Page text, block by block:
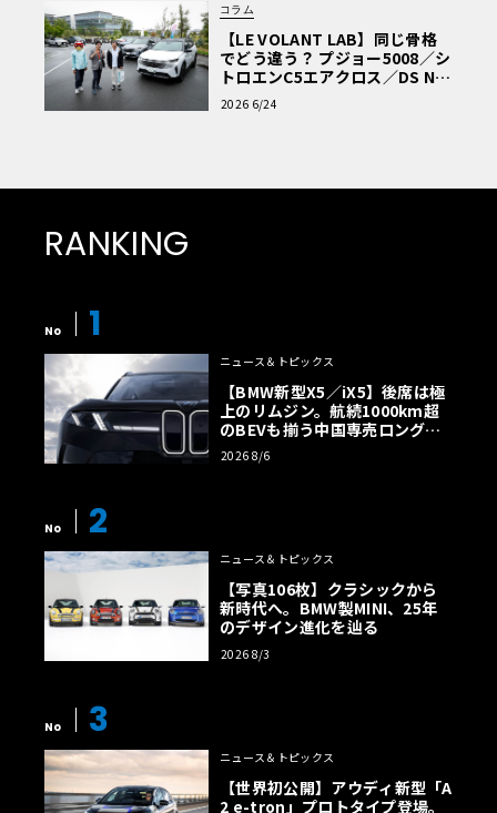
コラム
【LE VOLANT LAB】同じ骨格
でどう違う？ プジョー5008／シ
トロエンC5エアクロス／DS Nº4
読者一気乗りレポート
2026 6/24
RANKING
No 1
ニュース＆トピックス
【BMW新型X5／iX5】後席は極
上のリムジン。航続1000km超
のBEVも揃う中国専売ロング仕
様の全貌
2026 8/6
No 2
ニュース＆トピックス
【写真106枚】クラシックから
新時代へ。BMW製MINI、25年
のデザイン進化を辿る
2026 8/3
No 3
ニュース＆トピックス
【世界初公開】アウディ新型「A
2 e-tron」プロトタイプ登場。